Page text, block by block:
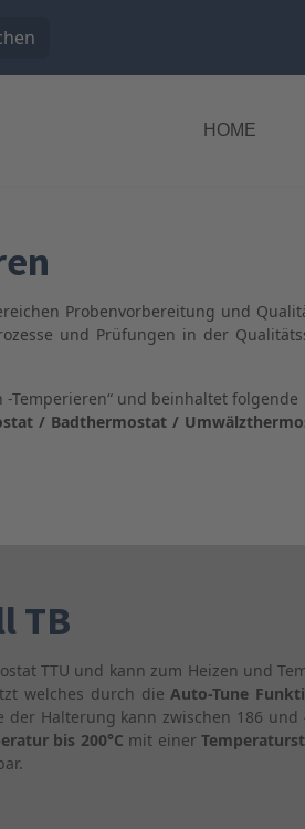
HOME
Probenvorbereitung und
und Prüfungen in der
Temperieren“ und beinhaltet
/ Badthermostat /
TB
TTU und kann zum Heizen und
welches durch dieAuto-Tune
Halterung kann zwischen 186
bis 200°C mit einer